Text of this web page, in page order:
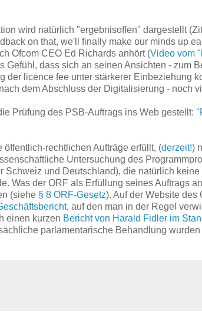
wird natürlich "ergebnisoffen" dargestellt
on that, we'll finally make our minds up
Ofcom CEO Ed Richards anhört (Video vom
Gefühl, dass sich an seinen Ansichten - zum
der licence fee unter stärkerer Einbeziehung
dem Abschluss der Digitalisierung - noch
Prüfung des PSB-Auftrags ins Web gestellt:
öffentlich-rechtlichen Aufträge erfüllt, (derzeit!)
Untersuchung des
und Deutschland), die natürlich
Was der ORF als Erfüllung seines Auftrags
(siehe § 8 ORF-Gesetz). Auf der Website des
, auf den man in der Regel
einen kurzen Bericht von Harald Fidler im
parlamentarische Behandlung